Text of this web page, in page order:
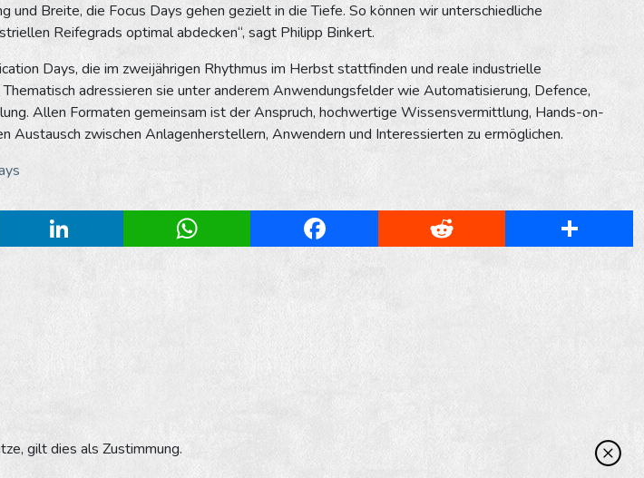
Breite, die Focus Days gehen gezielt in die Tiefe. So können wir unterschiedliche
Reifegrads optimal abdecken“, sagt Philipp Binkert.
Days, die im zweijährigen Rhythmus im Herbst stattfinden und reale industrielle
adressieren sie unter anderem Anwendungsfelder wie Automatisierung, Defence,
Allen Formaten gemeinsam ist der Anspruch, hochwertige Wissensvermittlung, Hands-on-
Austausch zwischen Anlagenherstellern, Anwendern und Interessierten zu ermöglichen.
LinkedIn WhatsApp Facebook Reddit Share
gilt dies als Zustimmung.